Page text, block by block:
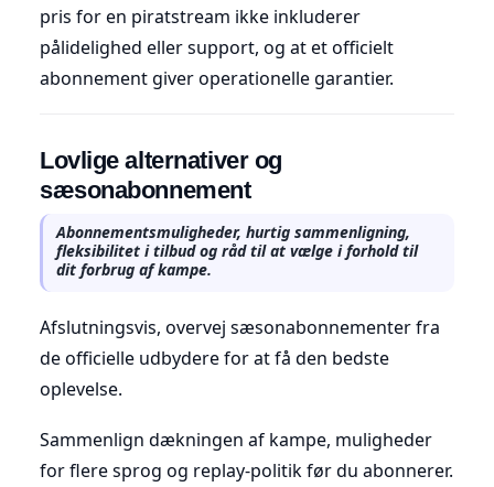
pris for en piratstream ikke inkluderer
pålidelighed eller support, og at et officielt
abonnement giver operationelle garantier.
Lovlige alternativer og
sæsonabonnement
Abonnementsmuligheder, hurtig sammenligning,
fleksibilitet i tilbud og råd til at vælge i forhold til
dit forbrug af kampe.
Afslutningsvis, overvej sæsonabonnementer fra
de officielle udbydere for at få den bedste
oplevelse.
Sammenlign dækningen af kampe, muligheder
for flere sprog og replay-politik før du abonnerer.